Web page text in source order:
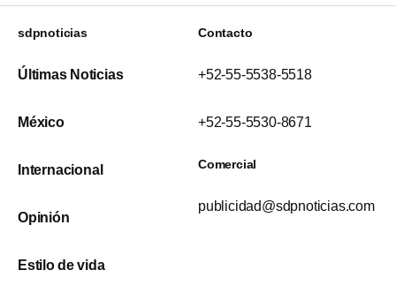
sdpnoticias
Últimas Noticias
México
Internacional
Opinión
Estilo de vida
Contacto
+52-55-5538-5518
+52-55-5530-8671
Comercial
publicidad@sdpnoticias.com